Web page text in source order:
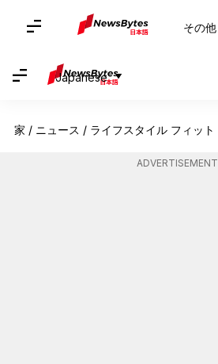
その他
Japanese
家 / ニュース / ライフスタイル フィット
ADVERTISEMENT